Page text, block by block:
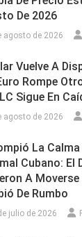
De 2026
agosto de 2026
Vuelve A
Rompe
Sigue En
agosto de 2026
La
Cubano: El
A Moverse
De Rumbo
julio de 2026